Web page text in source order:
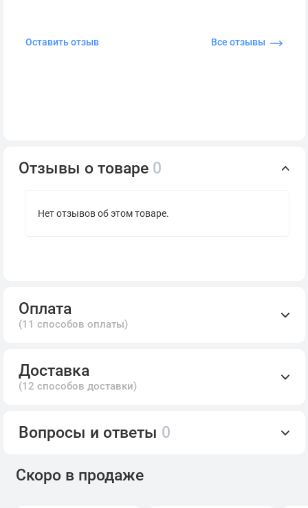
Оставить отзыв Все отзывы
Отзывы о товаре 0
Нет отзывов об этом товаре.
Оплата
(11 способов оплаты)
Доставка
(12 способов доставки)
Вопросы и ответы 0
Скоро в продаже